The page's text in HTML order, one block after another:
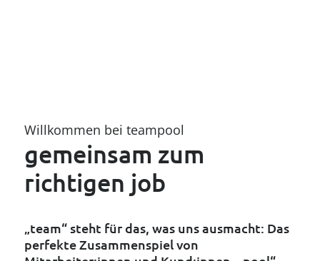
Willkommen bei teampool
gemeinsam zum
richtigen job
„team“ steht für das, was uns ausmacht: Das
perfekte Zusammenspiel von